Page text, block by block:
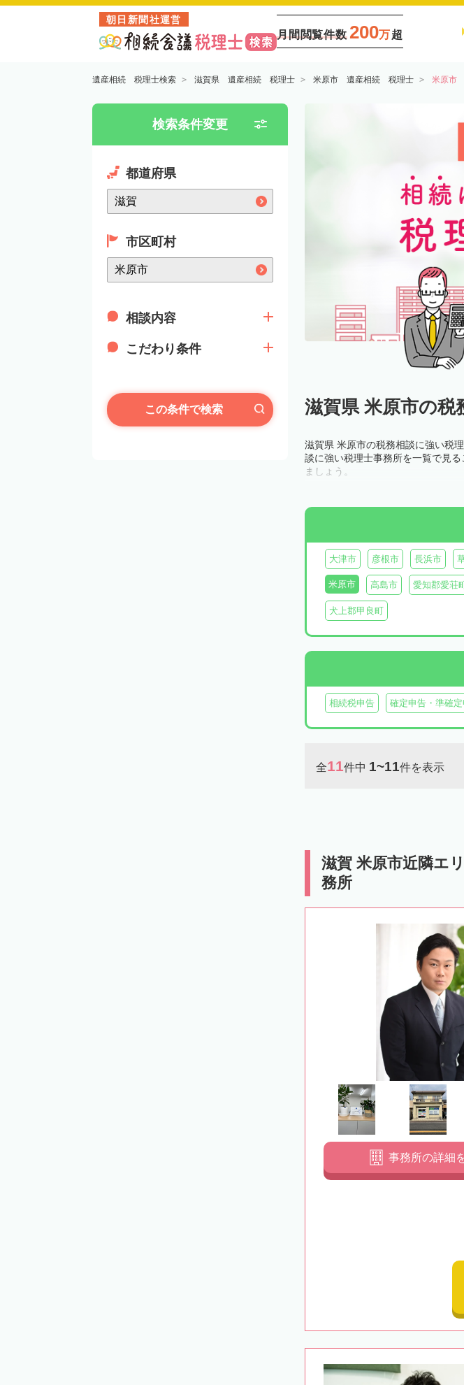
朝日新聞社運営
月間閲覧件数 200万超
遺産相続 税理士検索 滋賀県 遺産相続 税理士 米原市 遺産相続 税理士 米原市
検索条件変更
都道府県
市区町村
相談内容
こだわり条件
この条件で検索 滋賀県 米原市の税
滋賀県 米原市の税務相談に強い税
談に強い税理士事務所を一覧で見
ましょう。
大津市 彦根市 長浜市
米原市 高島市 愛知郡愛荘
犬上郡甲良町
相続税申告 確定申告・準確
全11件中 1~11件を表示
滋賀 米原市近隣エ
務所
事務所の詳細